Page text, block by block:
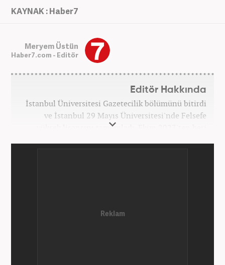
KAYNAK : Haber7
Meryem Üstün
Haber7.com - Editör
Editör Hakkında
İstanbul Üniversitesi Gazetecilik bölümünü bitirdi
ve İstanbul 29 Mayıs Üniversitesi'nde Felsefe
yüksek lisansını tamamladı. Ekim 2023'ten beri